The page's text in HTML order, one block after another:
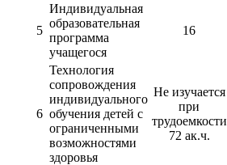
5
Индивидуальная
образовательная
программа
учащегося
16
6
Технология
сопровождения
индивидуального
обучения детей с
ограниченными
возможностями
здоровья
Не изучается
при
трудоемкости
72 ак.ч.